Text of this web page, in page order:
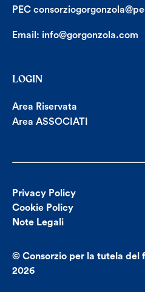
PEC
Email: info@gorgonzola.com
LOGIN
Area Riservata
Area ASSOCIATI
Privacy Policy
Cookie Policy
Note Legali
© Consorzio per la tutela del
2026